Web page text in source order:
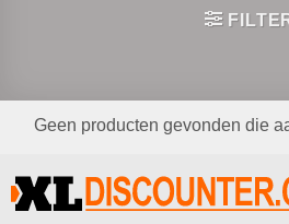
Geen producten gevonden die